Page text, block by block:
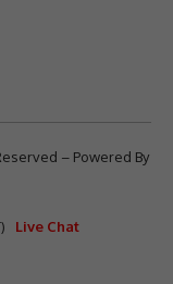
– Powered By
Live Chat